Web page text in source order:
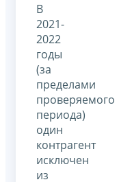
В
2021-
2022
годы
(за
пределами
проверяемого
периода)
один
контрагент
исключен
из